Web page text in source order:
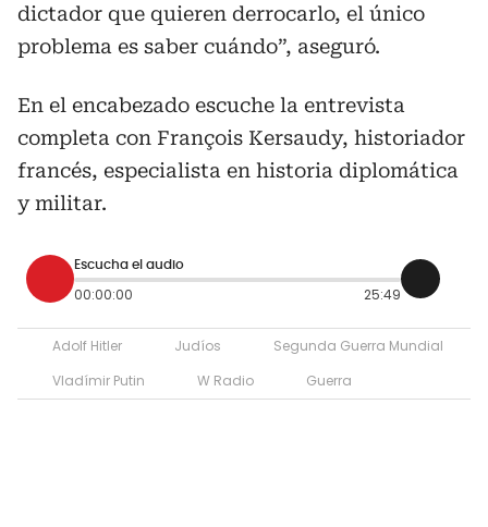
dictador que quieren derrocarlo, el único
problema es saber cuándo”, aseguró.
En el encabezado escuche la entrevista
completa con François Kersaudy, historiador
francés, especialista en historia diplomática
y militar.
Escucha el audio
00:00:00 25:49
Adolf Hitler Judíos
Segunda Guerra Mundial
Vladímir Putin
W Radio Guerra